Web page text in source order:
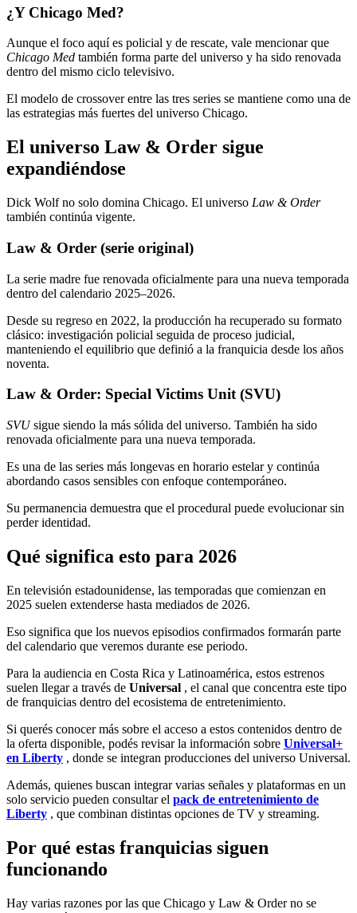
¿Y Chicago Med?
Aunque el foco aquí es policial y de rescate, vale mencionar que
Chicago Med también forma parte del universo y ha sido renovada
dentro del mismo ciclo televisivo.
El modelo de crossover entre las tres series se mantiene como una de
las estrategias más fuertes del universo Chicago.
El universo Law & Order sigue
expandiéndose
Dick Wolf no solo domina Chicago. El universo Law & Order
también continúa vigente.
Law & Order (serie original)
La serie madre fue renovada oficialmente para una nueva temporada
dentro del calendario 2025–2026.
Desde su regreso en 2022, la producción ha recuperado su formato
clásico: investigación policial seguida de proceso judicial,
manteniendo el equilibrio que definió a la franquicia desde los años
noventa.
Law & Order: Special Victims Unit (SVU)
SVUsigue siendo la más sólida del universo. También ha sido
renovada oficialmente para una nueva temporada.
Es una de las series más longevas en horario estelar y continúa
abordando casos sensibles con enfoque contemporáneo.
Su permanencia demuestra que el procedural puede evolucionar sin
perder identidad.
Qué significa esto para 2026
En televisión estadounidense, las temporadas que comienzan en
2025 suelen extenderse hasta mediados de 2026.
Eso significa que los nuevos episodios confirmados formarán parte
del calendario que veremos durante ese periodo.
Para la audiencia en Costa Rica y Latinoamérica, estos estrenos
suelen llegar a través de Universal , el canal que concentra este tipo
de franquicias dentro del ecosistema de entretenimiento.
Si querés conocer más sobre el acceso a estos contenidos dentro de
la oferta disponible, podés revisar la información sobre Universal+
en Liberty , donde se integran producciones del universo Universal.
Además, quienes buscan integrar varias señales y plataformas en un
solo servicio pueden consultar el pack de entretenimiento de
Liberty , que combinan distintas opciones de TV y streaming.
Por qué estas franquicias siguen
funcionando
Hay varias razones por las que Chicago y Law & Order no se